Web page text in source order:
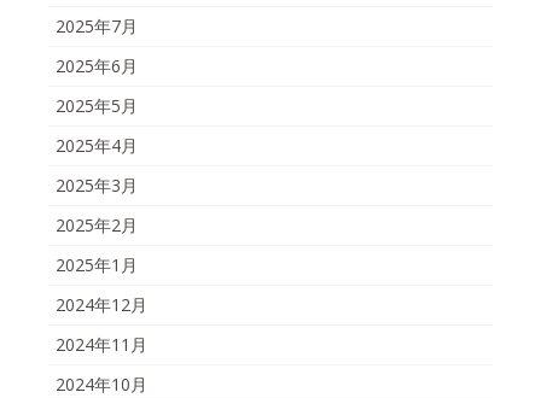
2025年7月
2025年6月
2025年5月
2025年4月
2025年3月
2025年2月
2025年1月
2024年12月
2024年11月
2024年10月